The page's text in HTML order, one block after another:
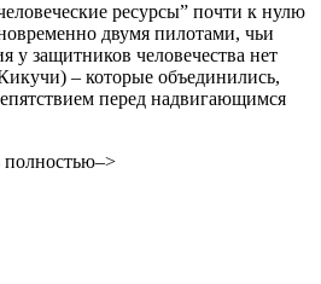
ресурсы” почти к нулю
двумя пилотами, чьи
защитников человечества нет
– которые объединились,
перед надвигающимся
полностью–>